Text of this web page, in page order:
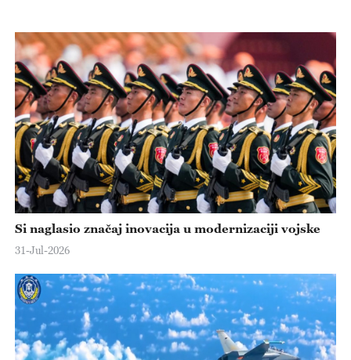
Si naglasio značaj inovacija u modernizaciji vojske
31-Jul-2026